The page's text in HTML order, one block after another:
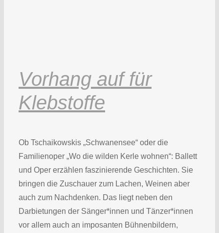
Vorhang auf für
Klebstoffe
Ob Tschaikowskis „Schwanensee“ oder die
Familienoper „Wo die wilden Kerle wohnen“: Ballett
und Oper erzählen faszinierende Geschichten. Sie
bringen die Zuschauer zum Lachen, Weinen aber
auch zum Nachdenken. Das liegt neben den
Darbietungen der Sänger*innen und Tänzer*innen
vor allem auch an imposanten Bühnenbildern,